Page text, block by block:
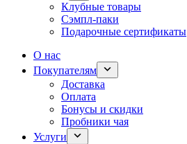
Клубные товары
Сэмпл-паки
Подарочные сертификаты
О нас
Покупателям
Доставка
Оплата
Бонусы и скидки
Пробники чая
Услуги